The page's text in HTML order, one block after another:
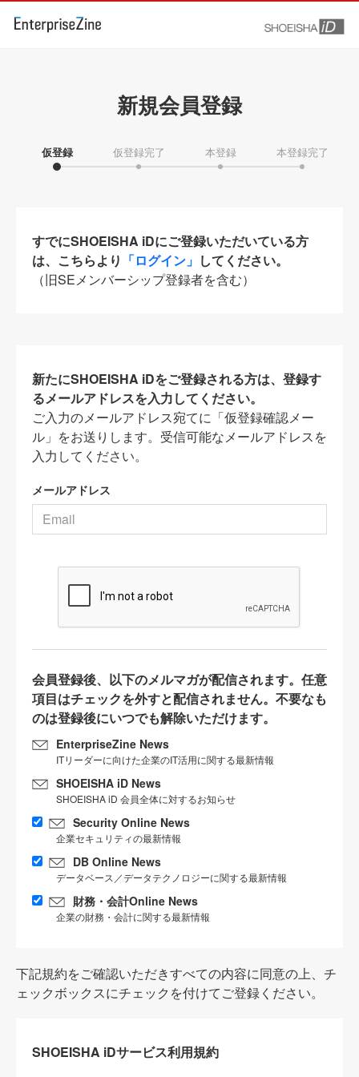
新規会員登録
仮登録 仮登録完了 本登録 本登録完了
すでにSHOEISHA iDにご登録いただいている方
は、こちらより 「ログイン」 してください。
（旧SEメンバーシップ登録者を含む）
新たにSHOEISHA iDをご登録される方は、登録す
るメールアドレスを入力してください。
ご入力のメールアドレス宛てに「仮登録確認メー
ル」をお送りします。受信可能なメールアドレスを
入力してください。
メールアドレス
会員登録後、以下のメルマガが配信されます。任意
項目はチェックを外すと配信されません。不要なも
のは登録後にいつでも解除いただけます。
EnterpriseZine News
ITリーダーに向けた企業のIT活用に関する最新情報
SHOEISHA iD News
SHOEISHA iD 会員全体に対するお知らせ
Security Online News
企業セキュリティの最新情報
DB Online News
データベース／データテクノロジーに関する最新情報
財務・会計Online News
企業の財務・会計に関する最新情報
下記規約をご確認いただきすべての内容に同意の上、チ
ェックボックスにチェックを付けてご登録ください。
SHOEISHA iDサービス利用規約